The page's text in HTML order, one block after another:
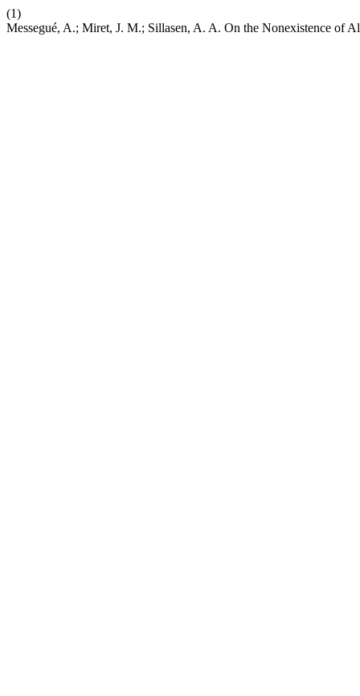
(1)
Messegué, A.; Miret, J. M.; Sillasen, A. A. On the Nonexistence of